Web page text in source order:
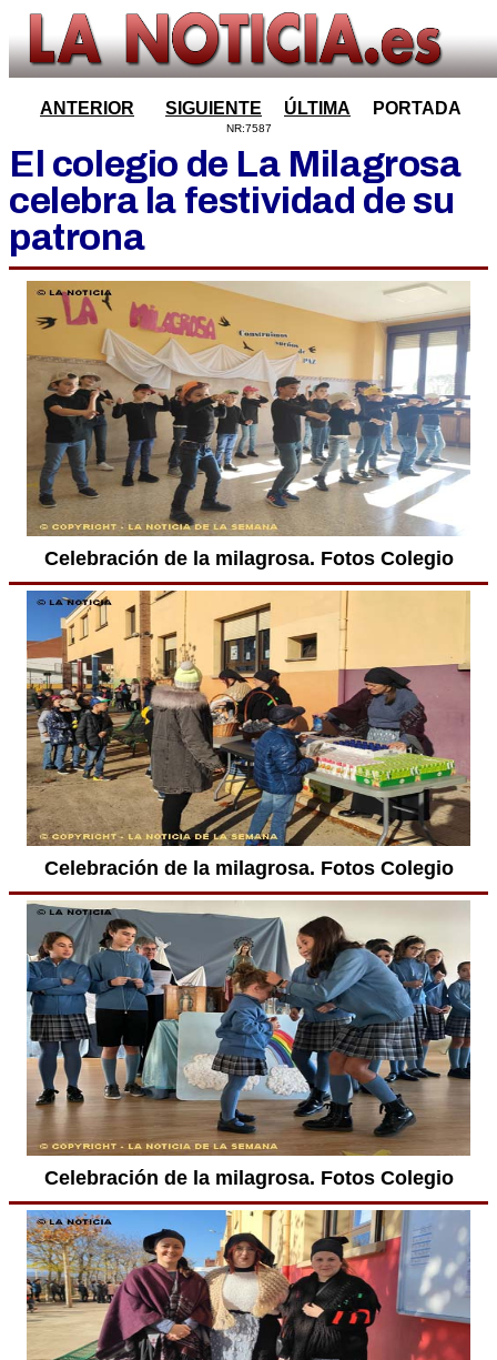
ANTERIOR SIGUIENTE ÚLTIMA PORTADA
NR:7587
El colegio de La Milagrosa
celebra la festividad de su
patrona
Celebración de la milagrosa. Fotos Colegio
Celebración de la milagrosa. Fotos Colegio
Celebración de la milagrosa. Fotos Colegio